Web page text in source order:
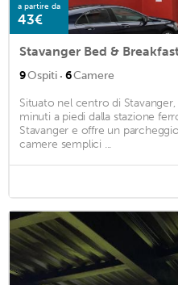
a partire da
43€
Stavanger Bed &
9Ospiti · 6Camere
Situato nel centro di
minuti a piedi dalla stazione
Stavanger e offre un
camere semplici ...